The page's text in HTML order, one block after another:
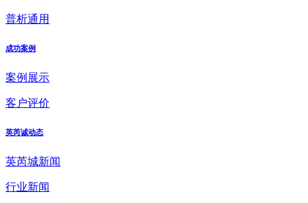
普析通用
成功案例
案例展示
客户评价
英芮诚动态
英芮城新闻
行业新闻